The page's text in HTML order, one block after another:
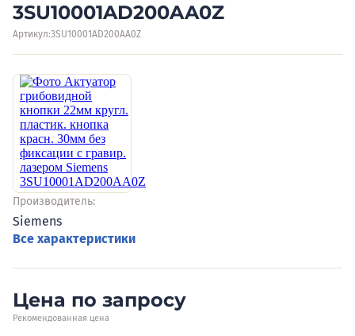
3SU10001AD200AA0Z
Артикул:3SU10001AD200AA0Z
Производитель:
Siemens
Все характеристики
Цена по запросу
Рекомендованная цена